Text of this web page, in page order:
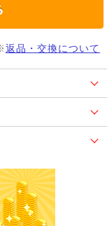
返品・交換について